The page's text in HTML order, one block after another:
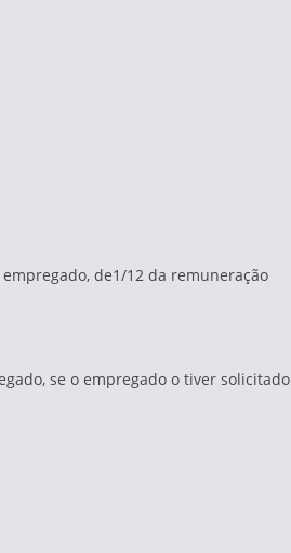
de1/12 da remuneração
se o empregado o tiver solicitado